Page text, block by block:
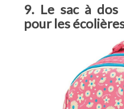
9. Le sac à dos
pour les